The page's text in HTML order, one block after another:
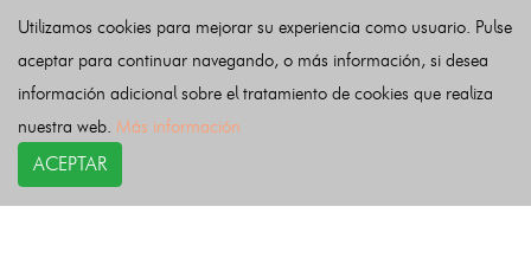
Villaviciosa de Córdoba
Últimas noticias
Utilizamos cookies para mejorar su experiencia como usuario. Pulse
aceptar para continuar navegando, o más información, si desea
información adicional sobre el tratamiento de cookies que realiza
nuestra web. Más información
ACEPTAR